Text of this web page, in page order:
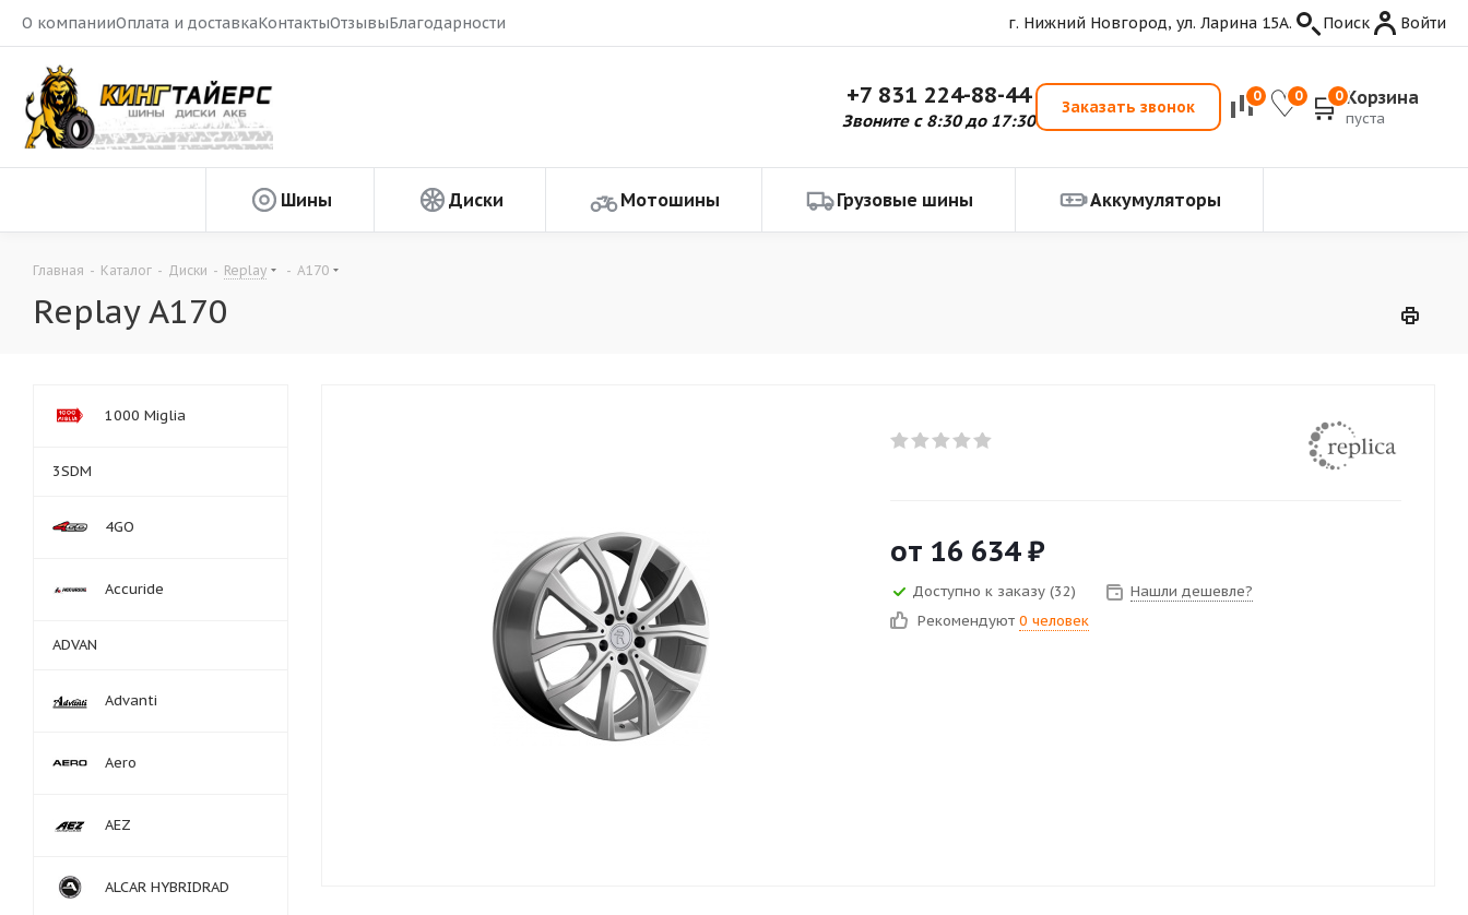
О компанииОплата и доставкаКонтактыОтзывыБлагодарности г. Нижний Новгород, ул. Ларина 15А. Поиск Войти
+7 831 224-88-44
Звоните с 8:30 до 17:30
Заказать звонок
0 0 0 Корзина
пуста
Шины Диски Мотошины Грузовые шины Аккумуляторы
Главная - Каталог - Диски - Replay - A170
Replay A170
от 16 634₽
Доступно к заказу (32)
Нашли дешевле?
Рекомендуют 0 человек
1000 Miglia
3SDM
4GO
Accuride
ADVAN
Advanti
Aero
AEZ
ALCAR HYBRIDRAD